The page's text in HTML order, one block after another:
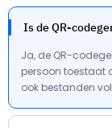
Is de QR-
Ja, de QR-
persoon toestaat
ook bestanden